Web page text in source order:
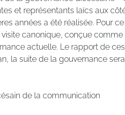
et représentants laïcs aux
années a été réalisée. Pour
visite canonique, conçue
actuelle. Le rapport de ces
la suite de la gouvernance
de la communication